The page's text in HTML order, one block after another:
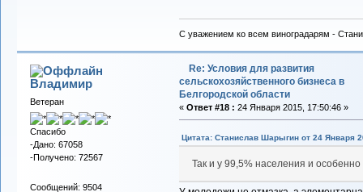
С уважением ко всем виноградарям -
Владимиp
Ветеран
Спасибо
-Дано: 67058
-Получено: 72567
Сообщений: 9504
Re: Условия для развития
сельскохозяйственного бизнеса в
Белгородской области
« Ответ #18 : 24 Января 2015, 17:50:46 »
Цитата: Станислав Шарыгин от 24 Января
Так и у 99,5% населения и